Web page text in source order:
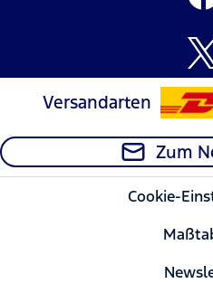
Versandarten
Zum
Cookie-